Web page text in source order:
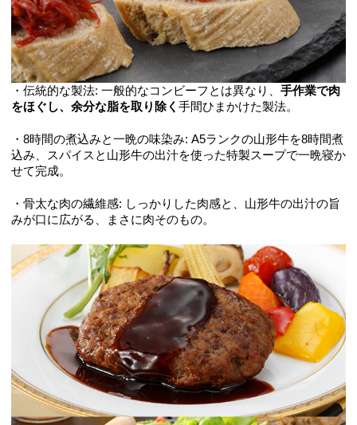
・伝統的な製法: 一般的なコンビーフとは異なり、 手作業で肉
をほぐし、余分な脂を取り除く 手間ひまかけた製法。
・8時間の煮込みと一晩の味染み: A5ランクの山形牛を8時間煮
込み、スパイスと山形牛の出汁を使った特製スープで一晩寝か
せて完成。
・骨太な肉の繊維感: しっかりした肉感と、山形牛の出汁の旨
みが口に広がる、まさに肉そのもの。